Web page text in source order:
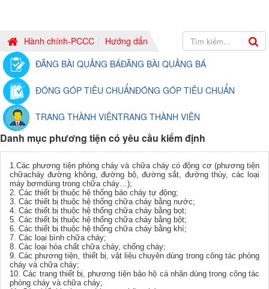
Hành chính-PCCC
Hướng dẩn
ĐĂNG BÀI QUẢNG BÁĐĂNG BÀI QUẢNG BÁ
ĐÓNG GÓP TIÊU CHUẨNĐÓNG GÓP TIÊU CHUẨN
TRANG THÀNH VIÊNTRANG THÀNH VIÊN
Danh mục phương tiện có yêu cầu kiểm định
1.Các phương tiện phòng cháy và chữa cháy có động cơ (phương tiện
chữacháy đường không, đường bộ, đường sắt, đường thủy, các loại
máy bơmdùng trong chữa cháy…);
2. Các thiết bị thuộc hệ thống báo cháy tự động;
3. Các thiết bị thuộc hệ thống chữa cháy bằng nước;
4. Các thiết bị thuộc hệ thống chữa cháy bằng bọt;
5. Các thiết bị thuộc hệ thống chữa cháy bằng bột;
6. Các thiết bị thuộc hệ thống chữa cháy bằng khí;
7. Các loại bình chữa cháy;
8. Các loại hóa chất chữa cháy, chống cháy;
9. Các phương tiện, thiết bị, vật liệu chuyên dùng trong công tác phòng
cháy và chữa cháy;
10. Các trang thiết bị, phương tiện bảo hộ cá nhân dùng trong công tác
phòng cháy và chữa cháy;